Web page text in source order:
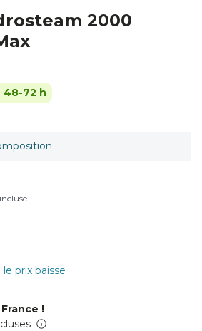
2000
48-72 h
prix baisse
!